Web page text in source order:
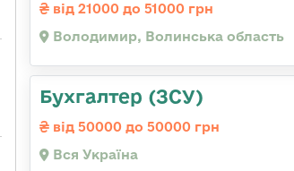
від 21000 до 51000 грн
Володимир, Волинська область
Бухгалтер (ЗСУ)
від 50000 до 50000 грн
Вся Україна